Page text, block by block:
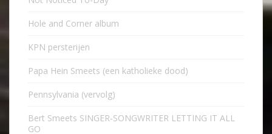
Hole and Corner album
KPN persterijen
Papa Hein Smeets (een katholieke dood)
Pennsylvania (vervolg)
Bert Smeets SINGER-SONGWRITER LETTING IT ALL
GO